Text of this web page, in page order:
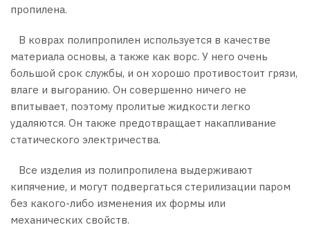
пропилена.
В коврах полипропилен используется в качестве
материала основы, а также как ворс. У него очень
большой срок службы, и он хорошо противостоит грязи,
влаге и выгоранию. Он совершенно ничего не
впитывает, поэтому пролитые жидкости легко
удаляются. Он также предотвращает накапливание
статического электричества.
Все изделия из полипропилена выдерживают
кипячение, и могут подвергаться стерилизации паром
без какого-либо изменения их формы или
механических свойств.